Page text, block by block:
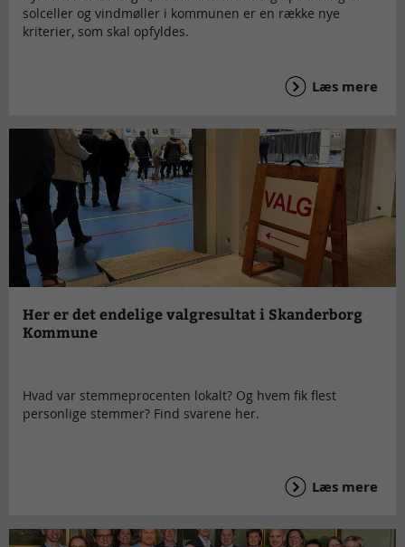
solceller og vindmøller i kommunen er en række nye
kriterier, som skal opfyldes.
Læs mere
Her er det endelige valgresultat i Skanderborg
Kommune
Hvad var stemmeprocenten lokalt? Og hvem fik flest
personlige stemmer? Find svarene her.
Læs mere